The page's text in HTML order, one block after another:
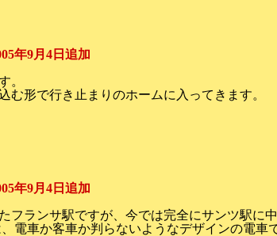
年9月4日追加
。
む形で行き止まりのホームに入ってきます。
年9月4日追加
フランサ駅ですが、今では完全にサンツ駅に
電車か客車か判らないようなデザインの電車